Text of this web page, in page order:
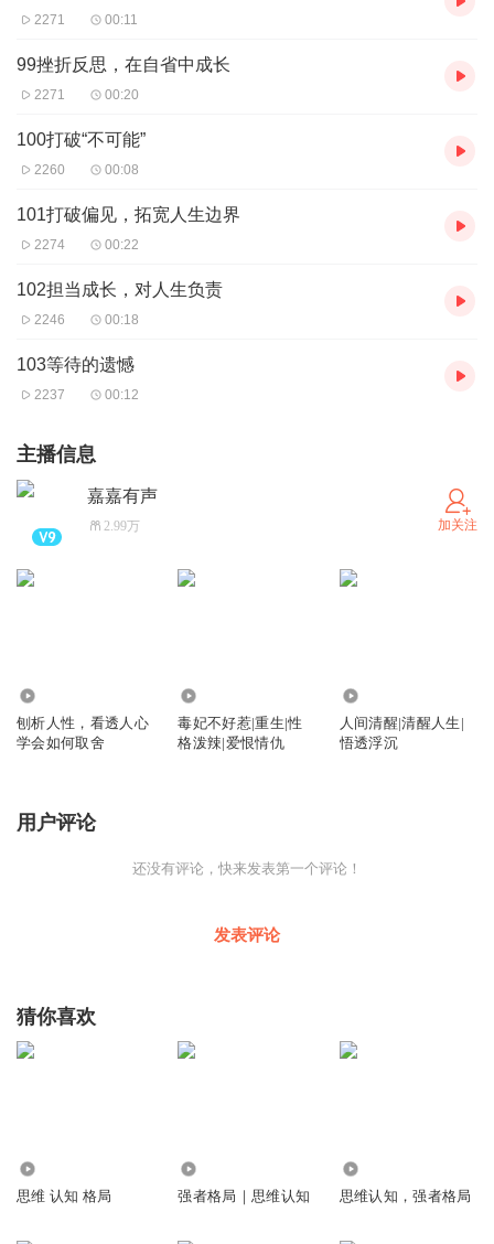
2271 00:11
99挫折反思，在自省中成长
2271 00:20
100打破“不可能”
2260 00:08
101打破偏见，拓宽人生边界
2274 00:22
102担当成长，对人生负责
2246 00:18
103等待的遗憾
2237 00:12
主播信息
嘉嘉有声
2.99万 加关注
刨析人性，看透人心
学会如何取舍
毒妃不好惹|重生|性
格泼辣|爱恨情仇
人间清醒|清醒人生|
悟透浮沉
用户评论
还没有评论，快来发表第一个评论！
发表评论
猜你喜欢
思维 认知 格局 强者格局｜思维认知 思维认知，强者格局